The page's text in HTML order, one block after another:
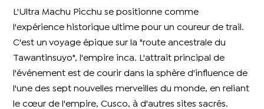
L'Ultra Machu Picchu se positionne comme
l'expérience historique ultime pour un coureur de trail.
C'est un voyage épique sur la "route ancestrale du
Tawantinsuyo", l'empire inca. L'attrait principal de
l'événement est de courir dans la sphère d'influence de
l'une des sept nouvelles merveilles du monde, en reliant
le cœur de l'empire, Cusco, à d'autres sites sacrés.